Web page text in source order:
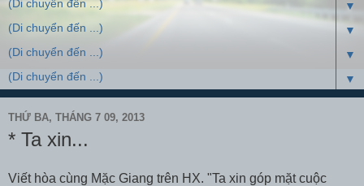
▼
▼
▼
▼
THỨ BA, THÁNG 7 09, 2013
* Ta xin...
Viết hòa cùng Mặc Giang trên HX. "Ta xin góp mặt cuộc